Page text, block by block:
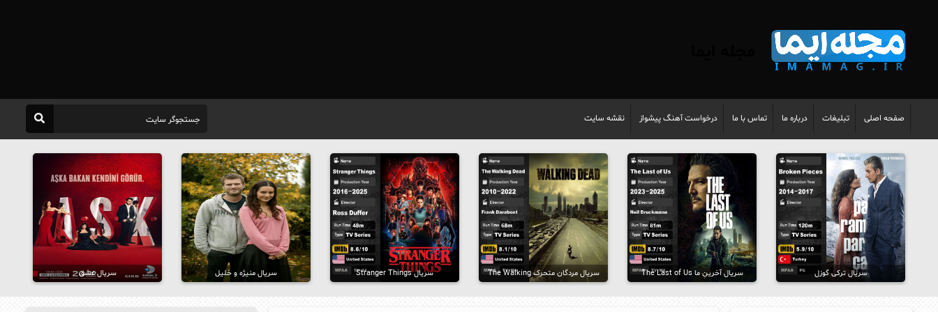
صفحه اصلی تبلیغات درباره ما تماس با ما درخواست آهنگ پیشواز نقشه سایت
سریال ترکی گوزل سریال آخرینِ ما The Last of Us
سریال مردگان متحرک The Walking
Dead
سریال Stranger Things سریال منیژه و خلیل سریال عشق